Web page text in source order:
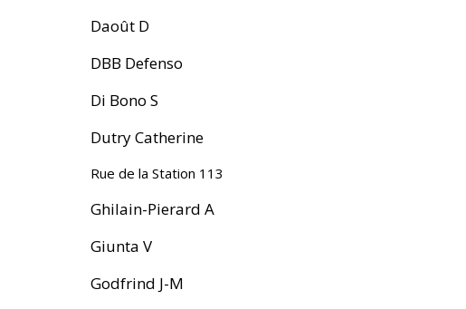
Daoût D
DBB Defenso
Di Bono S
Dutry Catherine
Rue de la Station 113
Ghilain-Pierard A
Giunta V
Godfrind J-M